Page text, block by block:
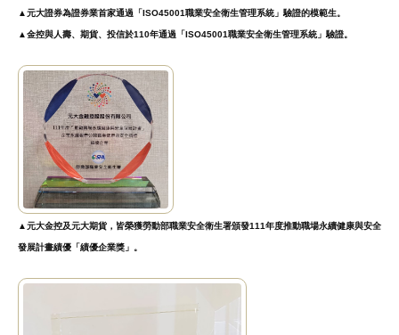
▲元大證券為證券業首家通過「ISO45001職業安全衛生管理系統」驗證的模範生。
▲金控與人壽、期貨、投信於110年通過「ISO45001職業安全衛生管理系統」驗證。
▲元大金控及元大期貨，皆榮獲勞動部職業安全衛生署頒發111年度推動職場永續健康與安全
發展計畫績優「績優企業獎」。